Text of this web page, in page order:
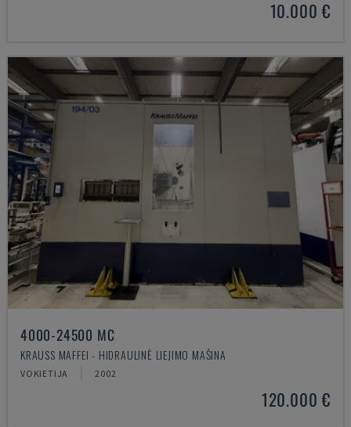
10.000 €
4000-24500 MC
KRAUSS MAFFEI - HIDRAULINĖ LIEJIMO MAŠINA
VOKIETIJA 2002
120.000 €